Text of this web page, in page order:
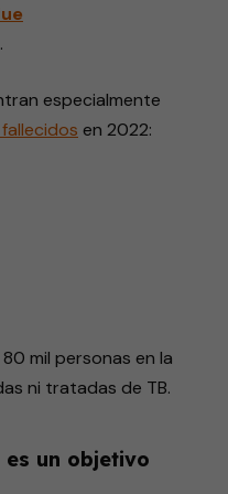
especialmente
en 2022:
mil personas en la
ni tratadas de TB.
un objetivo